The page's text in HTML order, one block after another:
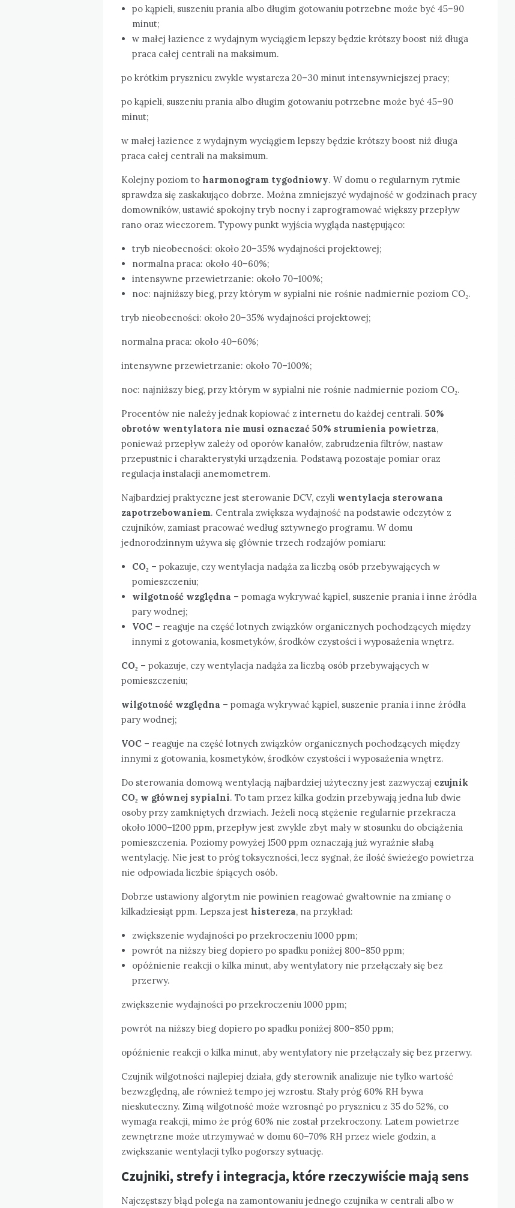
po kąpieli, suszeniu prania albo długim gotowaniu potrzebne może być 45–90
minut;
w małej łazience z wydajnym wyciągiem lepszy będzie krótszy boost niż długa
praca całej centrali na maksimum.
po krótkim prysznicu zwykle wystarcza 20–30 minut intensywniejszej pracy;
po kąpieli, suszeniu prania albo długim gotowaniu potrzebne może być 45–90
minut;
w małej łazience z wydajnym wyciągiem lepszy będzie krótszy boost niż długa
praca całej centrali na maksimum.
Kolejny poziom to harmonogram tygodniowy. W domu o regularnym rytmie
sprawdza się zaskakująco dobrze. Można zmniejszyć wydajność w godzinach pracy
domowników, ustawić spokojny tryb nocny i zaprogramować większy przepływ
rano oraz wieczorem. Typowy punkt wyjścia wygląda następująco:
tryb nieobecności: około 20–35% wydajności projektowej;
normalna praca: około 40–60%;
intensywne przewietrzanie: około 70–100%;
noc: najniższy bieg, przy którym w sypialni nie rośnie nadmiernie poziom CO₂.
tryb nieobecności: około 20–35% wydajności projektowej;
normalna praca: około 40–60%;
intensywne przewietrzanie: około 70–100%;
noc: najniższy bieg, przy którym w sypialni nie rośnie nadmiernie poziom CO₂.
Procentów nie należy jednak kopiować z internetu do każdej centrali. 50%
obrotów wentylatora nie musi oznaczać 50% strumienia powietrza,
ponieważ przepływ zależy od oporów kanałów, zabrudzenia filtrów, nastaw
przepustnic i charakterystyki urządzenia. Podstawą pozostaje pomiar oraz
regulacja instalacji anemometrem.
Najbardziej praktyczne jest sterowanie DCV, czyli wentylacja sterowana
zapotrzebowaniem. Centrala zwiększa wydajność na podstawie odczytów z
czujników, zamiast pracować według sztywnego programu. W domu
jednorodzinnym używa się głównie trzech rodzajów pomiaru:
CO₂ – pokazuje, czy wentylacja nadąża za liczbą osób przebywających w
pomieszczeniu;
wilgotność względna – pomaga wykrywać kąpiel, suszenie prania i inne źródła
pary wodnej;
VOC – reaguje na część lotnych związków organicznych pochodzących między
innymi z gotowania, kosmetyków, środków czystości i wyposażenia wnętrz.
CO₂ – pokazuje, czy wentylacja nadąża za liczbą osób przebywających w
pomieszczeniu;
wilgotność względna – pomaga wykrywać kąpiel, suszenie prania i inne źródła
pary wodnej;
VOC – reaguje na część lotnych związków organicznych pochodzących między
innymi z gotowania, kosmetyków, środków czystości i wyposażenia wnętrz.
Do sterowania domową wentylacją najbardziej użyteczny jest zazwyczaj czujnik
CO₂ w głównej sypialni. To tam przez kilka godzin przebywają jedna lub dwie
osoby przy zamkniętych drzwiach. Jeżeli nocą stężenie regularnie przekracza
około 1000–1200 ppm, przepływ jest zwykle zbyt mały w stosunku do obciążenia
pomieszczenia. Poziomy powyżej 1500 ppm oznaczają już wyraźnie słabą
wentylację. Nie jest to próg toksyczności, lecz sygnał, że ilość świeżego powietrza
nie odpowiada liczbie śpiących osób.
Dobrze ustawiony algorytm nie powinien reagować gwałtownie na zmianę o
kilkadziesiąt ppm. Lepsza jest histereza, na przykład:
zwiększenie wydajności po przekroczeniu 1000 ppm;
powrót na niższy bieg dopiero po spadku poniżej 800–850 ppm;
opóźnienie reakcji o kilka minut, aby wentylatory nie przełączały się bez
przerwy.
zwiększenie wydajności po przekroczeniu 1000 ppm;
powrót na niższy bieg dopiero po spadku poniżej 800–850 ppm;
opóźnienie reakcji o kilka minut, aby wentylatory nie przełączały się bez przerwy.
Czujnik wilgotności najlepiej działa, gdy sterownik analizuje nie tylko wartość
bezwzględną, ale również tempo jej wzrostu. Stały próg 60% RH bywa
nieskuteczny. Zimą wilgotność może wzrosnąć po prysznicu z 35 do 52%, co
wymaga reakcji, mimo że próg 60% nie został przekroczony. Latem powietrze
zewnętrzne może utrzymywać w domu 60–70% RH przez wiele godzin, a
zwiększanie wentylacji tylko pogorszy sytuację.
Czujniki, strefy i integracja, które rzeczywiście mają sens
Najczęstszy błąd polega na zamontowaniu jednego czujnika w centrali albo w